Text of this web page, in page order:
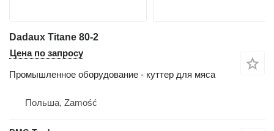
Dadaux Titane 80-2
Цена по запросу
Промышленное оборудование - куттер для мяса
Польша, Zamość